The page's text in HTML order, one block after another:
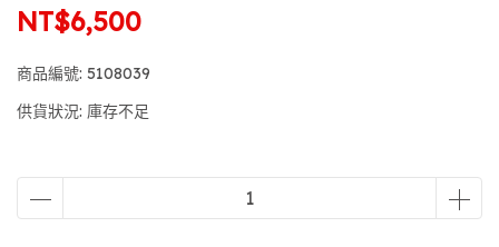
NT$6,500
商品編號: 5108039
供貨狀況: 庫存不足